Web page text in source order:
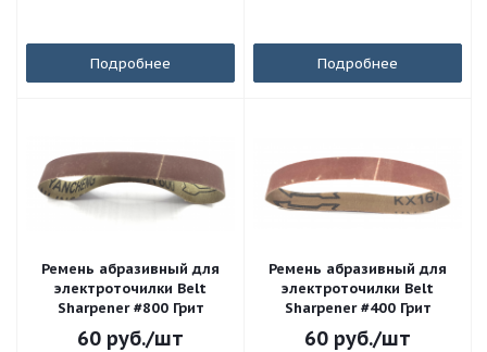
Подробнее Подробнее
Ремень абразивный для
электроточилки Belt
Sharpener #800 Грит
60 руб./шт
Ремень абразивный для
электроточилки Belt
Sharpener #400 Грит
60 руб./шт